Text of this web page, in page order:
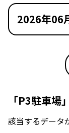
2026年06
「P3駐車場
該当するデータ